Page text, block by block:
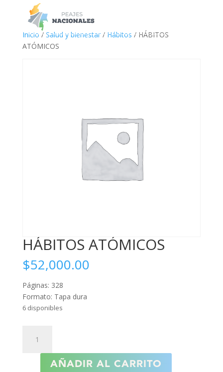
Inicio / Salud y bienestar/ Hábitos / HÁBITOS
ATÓMICOS
HÁBITOS ATÓMICOS
$52,000.00
Páginas: 328
Formato: Tapa dura
6 disponibles
ATÓMICOS
cantidad
AÑADIR AL CARRITO